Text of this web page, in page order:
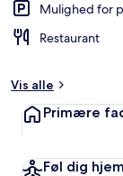
Mulighed for
Restaurant
Vis alle
Primære
Føl dig